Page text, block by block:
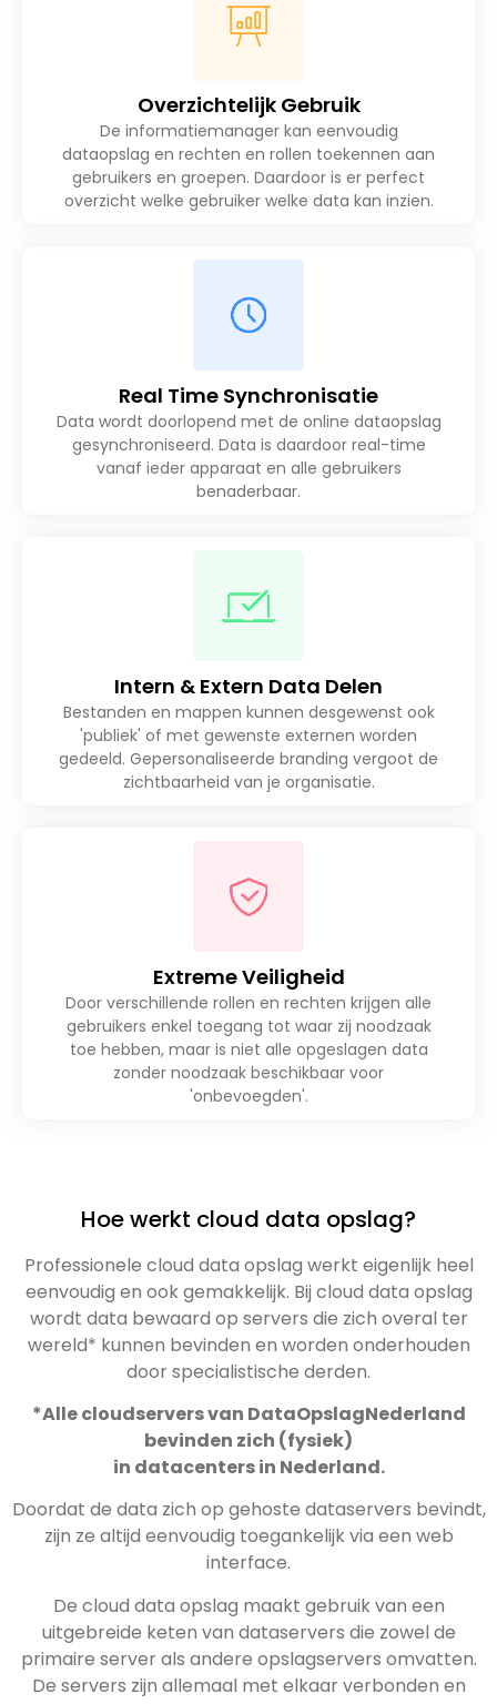
Overzichtelijk Gebruik
De informatiemanager kan eenvoudig
dataopslag en rechten en rollen toekennen aan
gebruikers en groepen. Daardoor is er perfect
overzicht welke gebruiker welke data kan inzien.
Real Time Synchronisatie
Data wordt doorlopend met de online dataopslag
gesynchroniseerd. Data is daardoor real-time
vanaf ieder apparaat en alle gebruikers
benaderbaar.
Intern & Extern Data Delen
Bestanden en mappen kunnen desgewenst ook
'publiek' of met gewenste externen worden
gedeeld. Gepersonaliseerde branding vergoot de
zichtbaarheid van je organisatie.
Extreme Veiligheid
Door verschillende rollen en rechten krijgen alle
gebruikers enkel toegang tot waar zij noodzaak
toe hebben, maar is niet alle opgeslagen data
zonder noodzaak beschikbaar voor
'onbevoegden'.
Hoe werkt cloud data opslag?
Professionele cloud data opslag werkt eigenlijk heel
eenvoudig en ook gemakkelijk. Bij cloud data opslag
wordt data bewaard op servers die zich overal ter
wereld* kunnen bevinden en worden onderhouden
door specialistische derden.
*Alle cloudservers van DataOpslagNederland
bevinden zich (fysiek)
in datacenters in Nederland.
Doordat de data zich op gehoste dataservers bevindt,
zijn ze altijd eenvoudig toegankelijk via een web
interface.
De cloud data opslag maakt gebruik van een
uitgebreide keten van dataservers die zowel de
primaire server als andere opslagservers omvatten.
De servers zijn allemaal met elkaar verbonden en